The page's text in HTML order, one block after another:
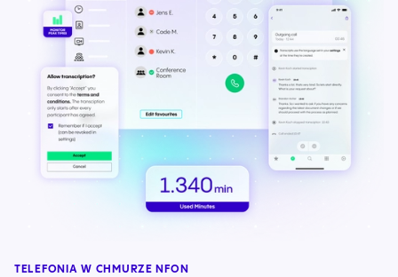
TELEFONIA W CHMURZE NFON